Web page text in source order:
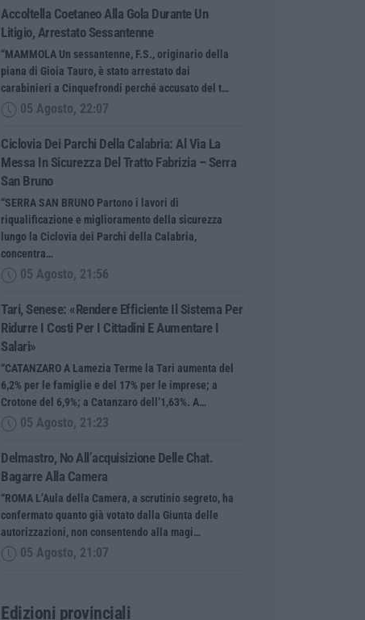
Accoltella Coetaneo Alla Gola Durante Un
Litigio, Arrestato Sessantenne
“MAMMOLA Un sessantenne, F.S., originario della
piana di Gioia Tauro, è stato arrestato dai
carabinieri a Cinquefrondi perché accusato del t…
05 Agosto, 22:07
Ciclovia Dei Parchi Della Calabria: Al Via La
Messa In Sicurezza Del Tratto Fabrizia – Serra
San Bruno
“SERRA SAN BRUNO Partono i lavori di
riqualificazione e miglioramento della sicurezza
lungo la Ciclovia dei Parchi della Calabria,
concentra…
05 Agosto, 21:56
Tari, Senese: «Rendere Efficiente Il Sistema Per
Ridurre I Costi Per I Cittadini E Aumentare I
Salari»
“CATANZARO A Lamezia Terme la Tari aumenta del
6,2% per le famiglie e del 17% per le imprese; a
Crotone del 6,9%; a Catanzaro dell’1,63%. A…
05 Agosto, 21:23
Delmastro, No All’acquisizione Delle Chat.
Bagarre Alla Camera
“ROMA L’Aula della Camera, a scrutinio segreto, ha
confermato quanto già votato dalla Giunta delle
autorizzazioni, non consentendo alla magi…
05 Agosto, 21:07
Edizioni provinciali